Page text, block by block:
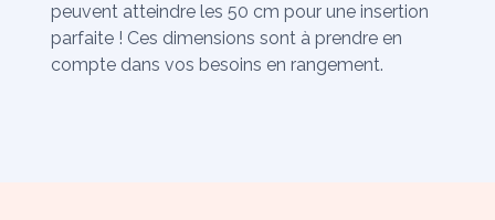
peuvent atteindre les 50 cm pour une insertion
parfaite ! Ces dimensions sont à prendre en
compte dans vos besoins en rangement.